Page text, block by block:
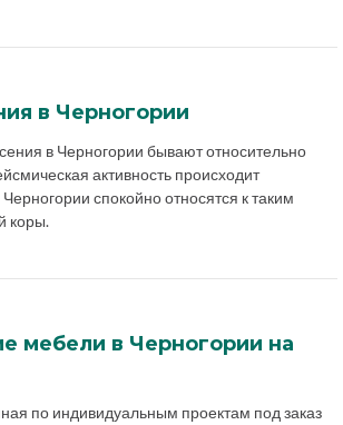
в Черногории
в Черногории бывают относительно
активность происходит
спокойно относятся к таким
коры.
мебели в Черногории на
по индивидуальным проектам под заказ